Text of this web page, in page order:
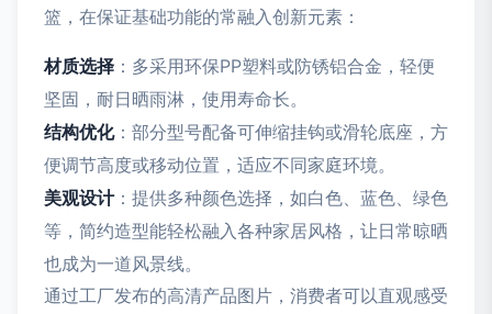
篮，在保证基础功能的常融入创新元素：
材质选择 ：多采用环保PP塑料或防锈铝合金，轻便
坚固，耐日晒雨淋，使用寿命长。
结构优化：部分型号配备可伸缩挂钩或滑轮底座，方
便调节高度或移动位置，适应不同家庭环境。
美观设计：提供多种颜色选择，如白色、蓝色、绿色
等，简约造型能轻松融入各种家居风格，让日常晾晒
也成为一道风景线。
通过工厂发布的高清产品图片，消费者可以直观感受